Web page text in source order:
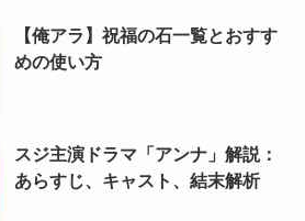
【俺アラ】祝福の石一覧とおすす
めの使い方
スジ主演ドラマ「アンナ」解説：
あらすじ、キャスト、結末解析